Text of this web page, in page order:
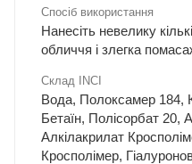
Спосіб використання
Нанесіть невелику
обличчя і злегка
Склад INCI
Вода, Полоксамер 184,
Бетаїн, Полісорбат 20,
Алкілакрилат
Кросполімер,